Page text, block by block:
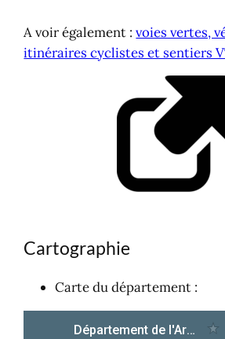
A voir également :voies vertes,
itinéraires cyclistes et sentiers
Cartographie
Carte du département :